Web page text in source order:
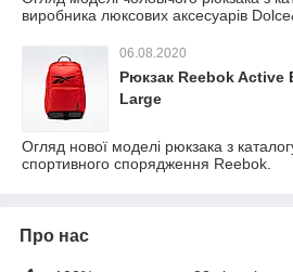
виробника люксових аксесуарів
06.08.2020
Рюкзак Reebok Active
Large
Огляд нової моделі рюкзака з
спортивного спорядження Reebok.
Про нас